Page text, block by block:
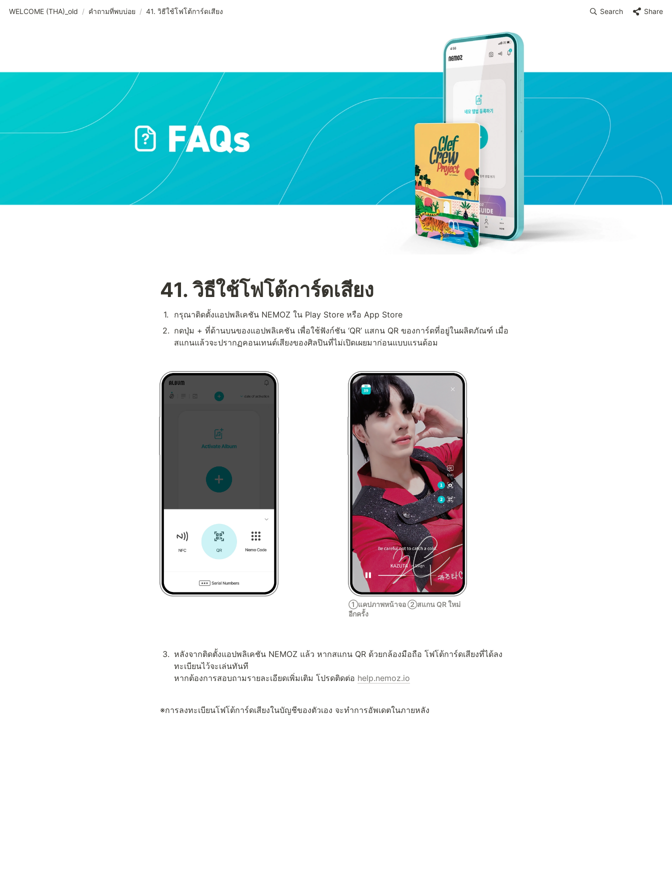
WELCOME (THA)_old / คำถามที่พบบ่อย / 41. วิธีใช้โฟโต้การ์ดเสียง Search Share
41. วิธีใช้โฟโต้การ์ดเสียง
1.
กรุณาติดตั้งแอปพลิเคชัน NEMOZ ใน Play Store หรือ App Store
2. กดปุ่ม + ที่ด้านบนของแอปพลิเคชัน เพื่อใช้ฟังก์ชัน ‘QR’ แสกน QR ของการ์ดที่อยู่ในผลิตภัณฑ์ เมื่อ
สแกนแล้วจะปรากฏคอนเทนต์เสียงของศิลปินที่ไม่เปิดเผยมาก่อนแบบแรนด้อม
①แคปภาพหน้าจอ ②สแกน QR ใหม่
อีกครั้ง
3. หลังจากติดตั้งแอปพลิเคชัน NEMOZ แล้ว หากสแกน QR ด้วยกล้องมือถือ โฟโต้การ์ดเสียงที่ได้ลง
ทะเบียนไว้จะเล่นทันที
หากต้องการสอบถามรายละเอียดเพิ่มเติม โปรดติดต่อ help.nemoz.io
※การลงทะเบียนโฟโต้การ์ดเสียงในบัญชีของตัวเอง จะทำการอัพเดตในภายหลัง